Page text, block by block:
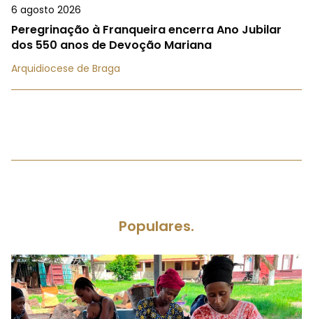
6 agosto 2026
Peregrinação à Franqueira encerra Ano Jubilar
dos 550 anos de Devoção Mariana
Arquidiocese de Braga
Populares.